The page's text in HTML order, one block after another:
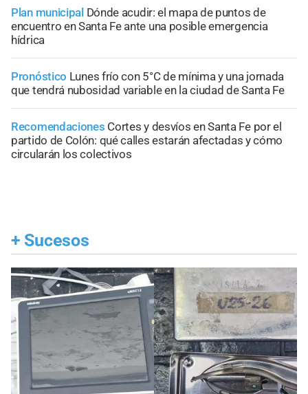
Plan municipal Dónde acudir: el mapa de puntos de
encuentro en Santa Fe ante una posible emergencia
hídrica
Pronóstico Lunes frío con 5°C de mínima y una jornada
que tendrá nubosidad variable en la ciudad de Santa Fe
Recomendaciones Cortes y desvíos en Santa Fe por el
partido de Colón: qué calles estarán afectadas y cómo
circularán los colectivos
+ Sucesos